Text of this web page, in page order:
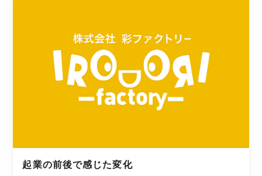
起業の前後で感じた変化